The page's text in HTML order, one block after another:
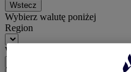
Wstecz
Wybierz walutę poniżej
Region
Waluta